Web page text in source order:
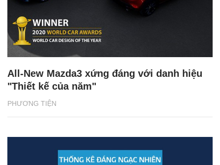
PHƯƠNG TIỆN
All-New Mazda3 xứng đáng với danh hiệu
"Thiết kế của năm"